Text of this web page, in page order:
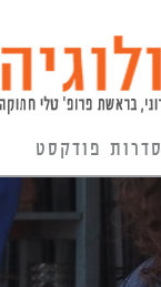
סדרות פודקסט